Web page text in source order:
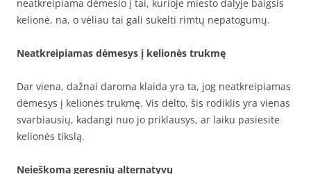
neatkreipiama dėmesio į tai, kurioje miesto dalyje baigsis
kelionė, na, o vėliau tai gali sukelti rimtų nepatogumų.
Neatkreipiamas dėmesys į kelionės trukmę
Dar viena, dažnai daroma klaida yra ta, jog neatkreipiamas
dėmesys į kelionės trukmę. Vis dėlto, šis rodiklis yra vienas
svarbiausių, kadangi nuo jo priklausys, ar laiku pasiesite
kelionės tikslą.
Neieškoma geresnių alternatyvų